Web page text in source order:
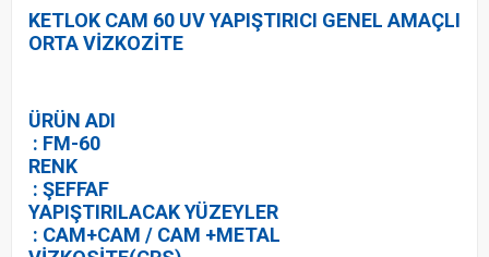
KETLOK CAM 60 UV YAPIŞTIRICI GENEL AMAÇLI
ORTA VİZKOZİTE
ÜRÜN ADI
: FM-60
RENK
: ŞEFFAF
YAPIŞTIRILACAK YÜZEYLER
: CAM+CAM / CAM +METAL